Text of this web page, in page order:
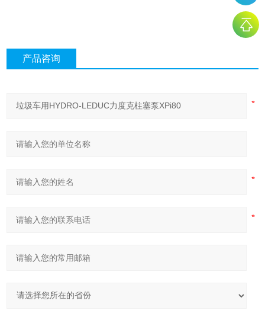
产品咨询